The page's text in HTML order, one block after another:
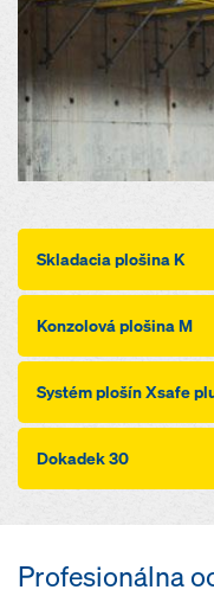
Skladacia plošina K
Konzolová plošina M
Systém plošín Xsafe
Dokadek 30
Profesionálna